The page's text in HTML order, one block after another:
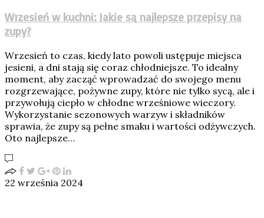
Wrzesień w kuchni: Jakie są najlepsze przepisy na
zupy?
Wrzesień to czas, kiedy lato powoli ustępuje miejsca
jesieni, a dni stają się coraz chłodniejsze. To idealny
moment, aby zacząć wprowadzać do swojego menu
rozgrzewające, pożywne zupy, które nie tylko sycą, ale i
przywołują ciepło w chłodne wrześniowe wieczory.
Wykorzystanie sezonowych warzyw i składników
sprawia, że zupy są pełne smaku i wartości odżywczych.
Oto najlepsze…
22 września 2024